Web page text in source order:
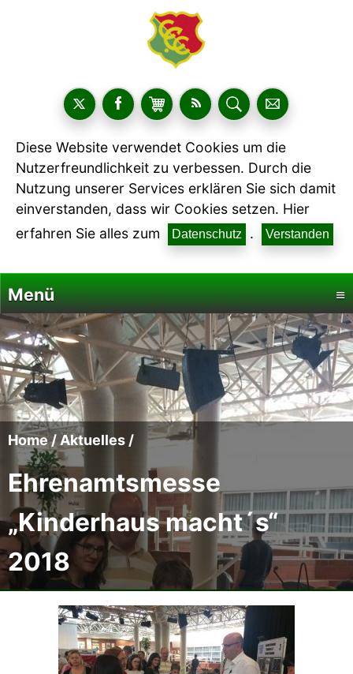
Diese Website verwendet Cookies um die
Nutzerfreundlichkeit zu verbessen. Durch die
Nutzung unserer Services erklären Sie sich damit
einverstanden, dass wir Cookies setzen. Hier
erfahren Sie alles zum
Datenschutz . Verstanden
Menü ≡
Startseite
Der CCC
Termine
Fotoalben
Videos
Mitmachen
Sponsoren
Pressearchiv
Home/ Aktuelles /
Ehrenamtsmesse
„Kinderhaus macht´s“
2018